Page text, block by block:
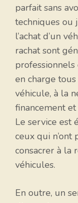
parfait sans
techniques ou
l’achat d’un
rachat sont
en charge tous
véhicule, à la
financement
Le service est
ceux qui n’ont
consacrer à la
véhicules.
En outre, un